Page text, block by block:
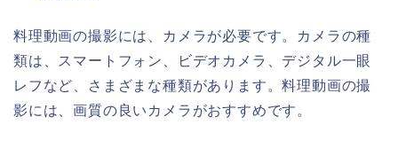
料理動画の撮影には、カメラが必要です。カメラの種
類は、スマートフォン、ビデオカメラ、デジタル一眼
レフなど、さまざまな種類があります。料理動画の撮
影には、画質の良いカメラがおすすめです。